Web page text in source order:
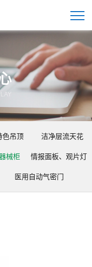
色吊顶 洁净层流天花
械柜 情报面板、观片灯
医用自动气密门